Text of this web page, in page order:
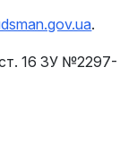
.
ст. 16 ЗУ №2297-